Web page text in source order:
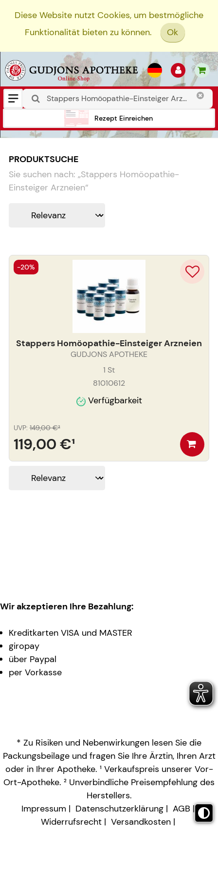
Diese Website nutzt Cookies, um bestmögliche
Funktionalität bieten zu können.
Ok
Rezept Einreichen
PRODUKTSUCHE
Sie suchen nach: „Stappers Homöopathie-
Einsteiger Arzneien“
Stappers Homöopathie-Einsteiger Arzneien
GUDJONS APOTHEKE
1 St
81010612
Verfügbarkeit
119,00 €¹
UVP: 149,00 €³
-20%
Wir akzeptieren Ihre Bezahlung:
Kreditkarten VISA und MASTER
giropay
über Paypal
per Vorkasse
* Zu Risiken und Nebenwirkungen lesen Sie die
Packungsbeilage und fragen Sie Ihre Ärztin, Ihren Arzt
oder in Ihrer Apotheke. ¹ Verkaufspreis unserer Vor-
Ort-Apotheke. ² Unverbindliche Preisempfehlung des
Herstellers.
Impressum
Datenschutzerklärung
AGB
Widerrufsrecht
Versandkosten